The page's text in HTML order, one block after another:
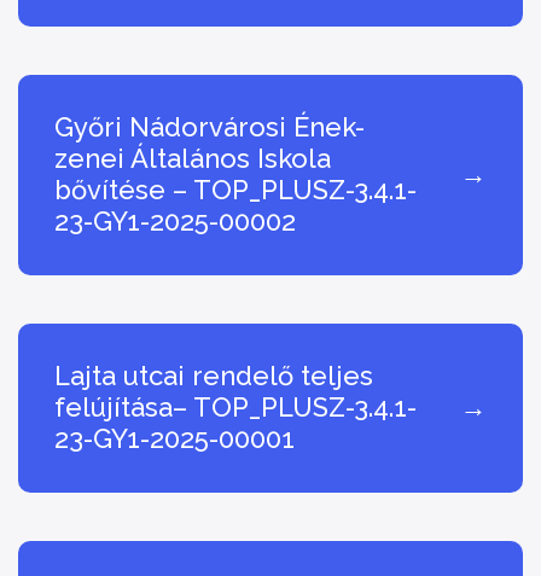
Győri Nádorvárosi Ének-
zenei Általános Iskola
bővítése – TOP_PLUSZ-3.4.1-
23-GY1-2025-00002
→
Lajta utcai rendelő teljes
felújítása– TOP_PLUSZ-3.4.1-
23-GY1-2025-00001
→